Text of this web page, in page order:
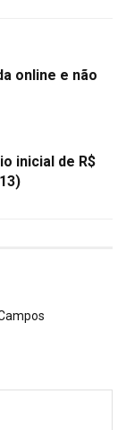
online e não
inicial de R$